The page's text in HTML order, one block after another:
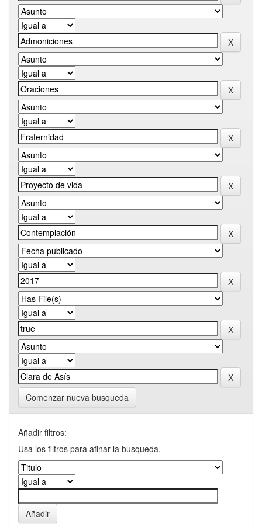
Comenzar nueva busqueda
Añadir filtros:
Usa los filtros para afinar la busqueda.